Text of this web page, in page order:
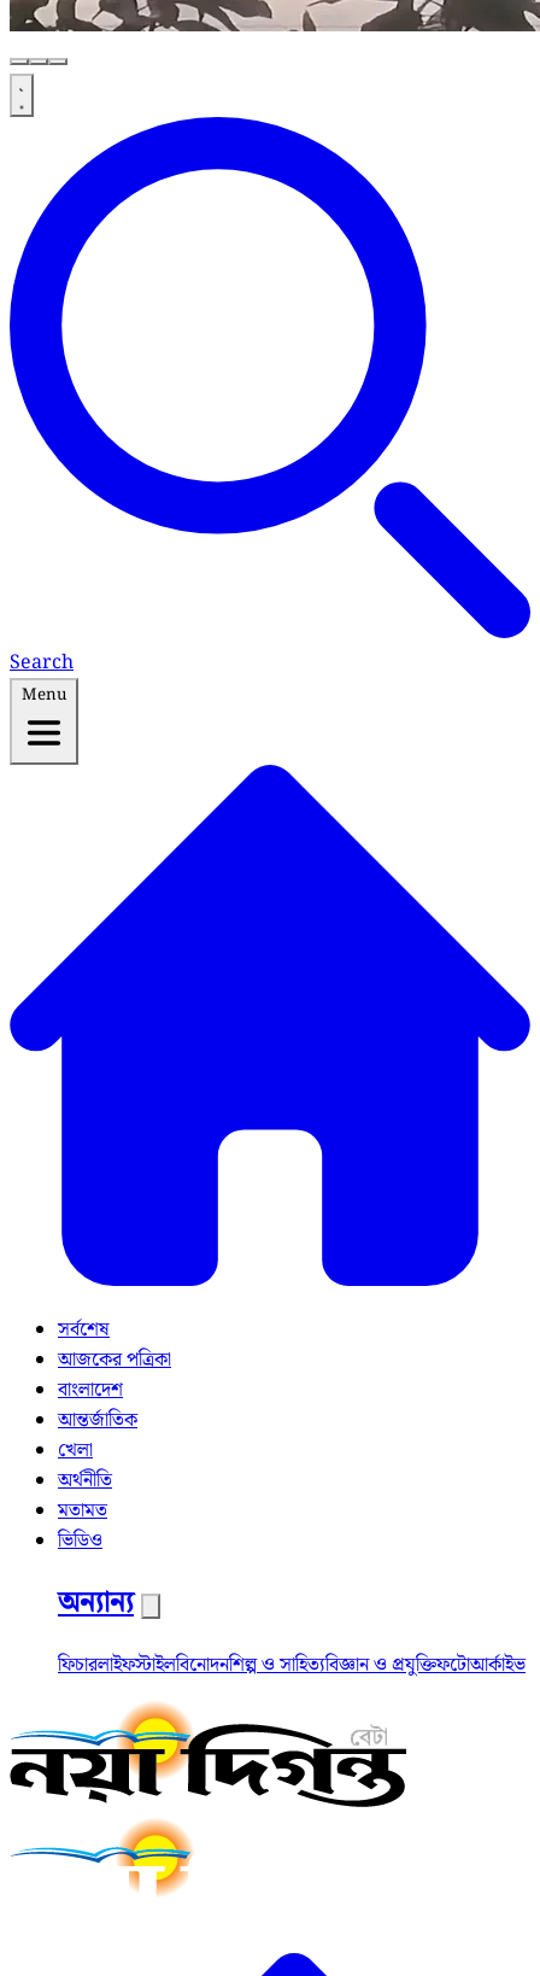
Search
Menu
সর্বশেষ
আজকের পত্রিকা
বাংলাদেশ
আন্তর্জাতিক
খেলা
অর্থনীতি
মতামত
ভিডিও
অন্যান্য
ফিচারলাইফস্টাইলবিনোদনশিল্প ও সাহিত্যবিজ্ঞান ও প্রযুক্তিফটোআর্কাইভ